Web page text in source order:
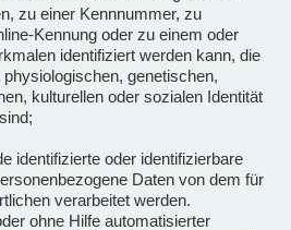
zu einer Kennnummer, zu
Kennung oder zu einem oder
identifiziert werden kann, die
genetischen,
kulturellen oder sozialen Identität
identifizierte oder identifizierbare
Daten von dem für
verarbeitet werden.
ohne Hilfe automatisierter